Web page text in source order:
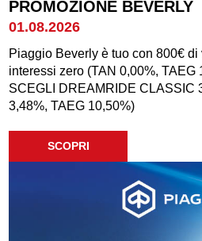
PROMOZIONE BEVERLY
01.08.2026
Piaggio Beverly è tuo con 800€
interessi zero (TAN 0,00%, TAEG
SCEGLI DREAMRIDE CLASSIC
3,48%, TAEG 10,50%)
SCOPRI